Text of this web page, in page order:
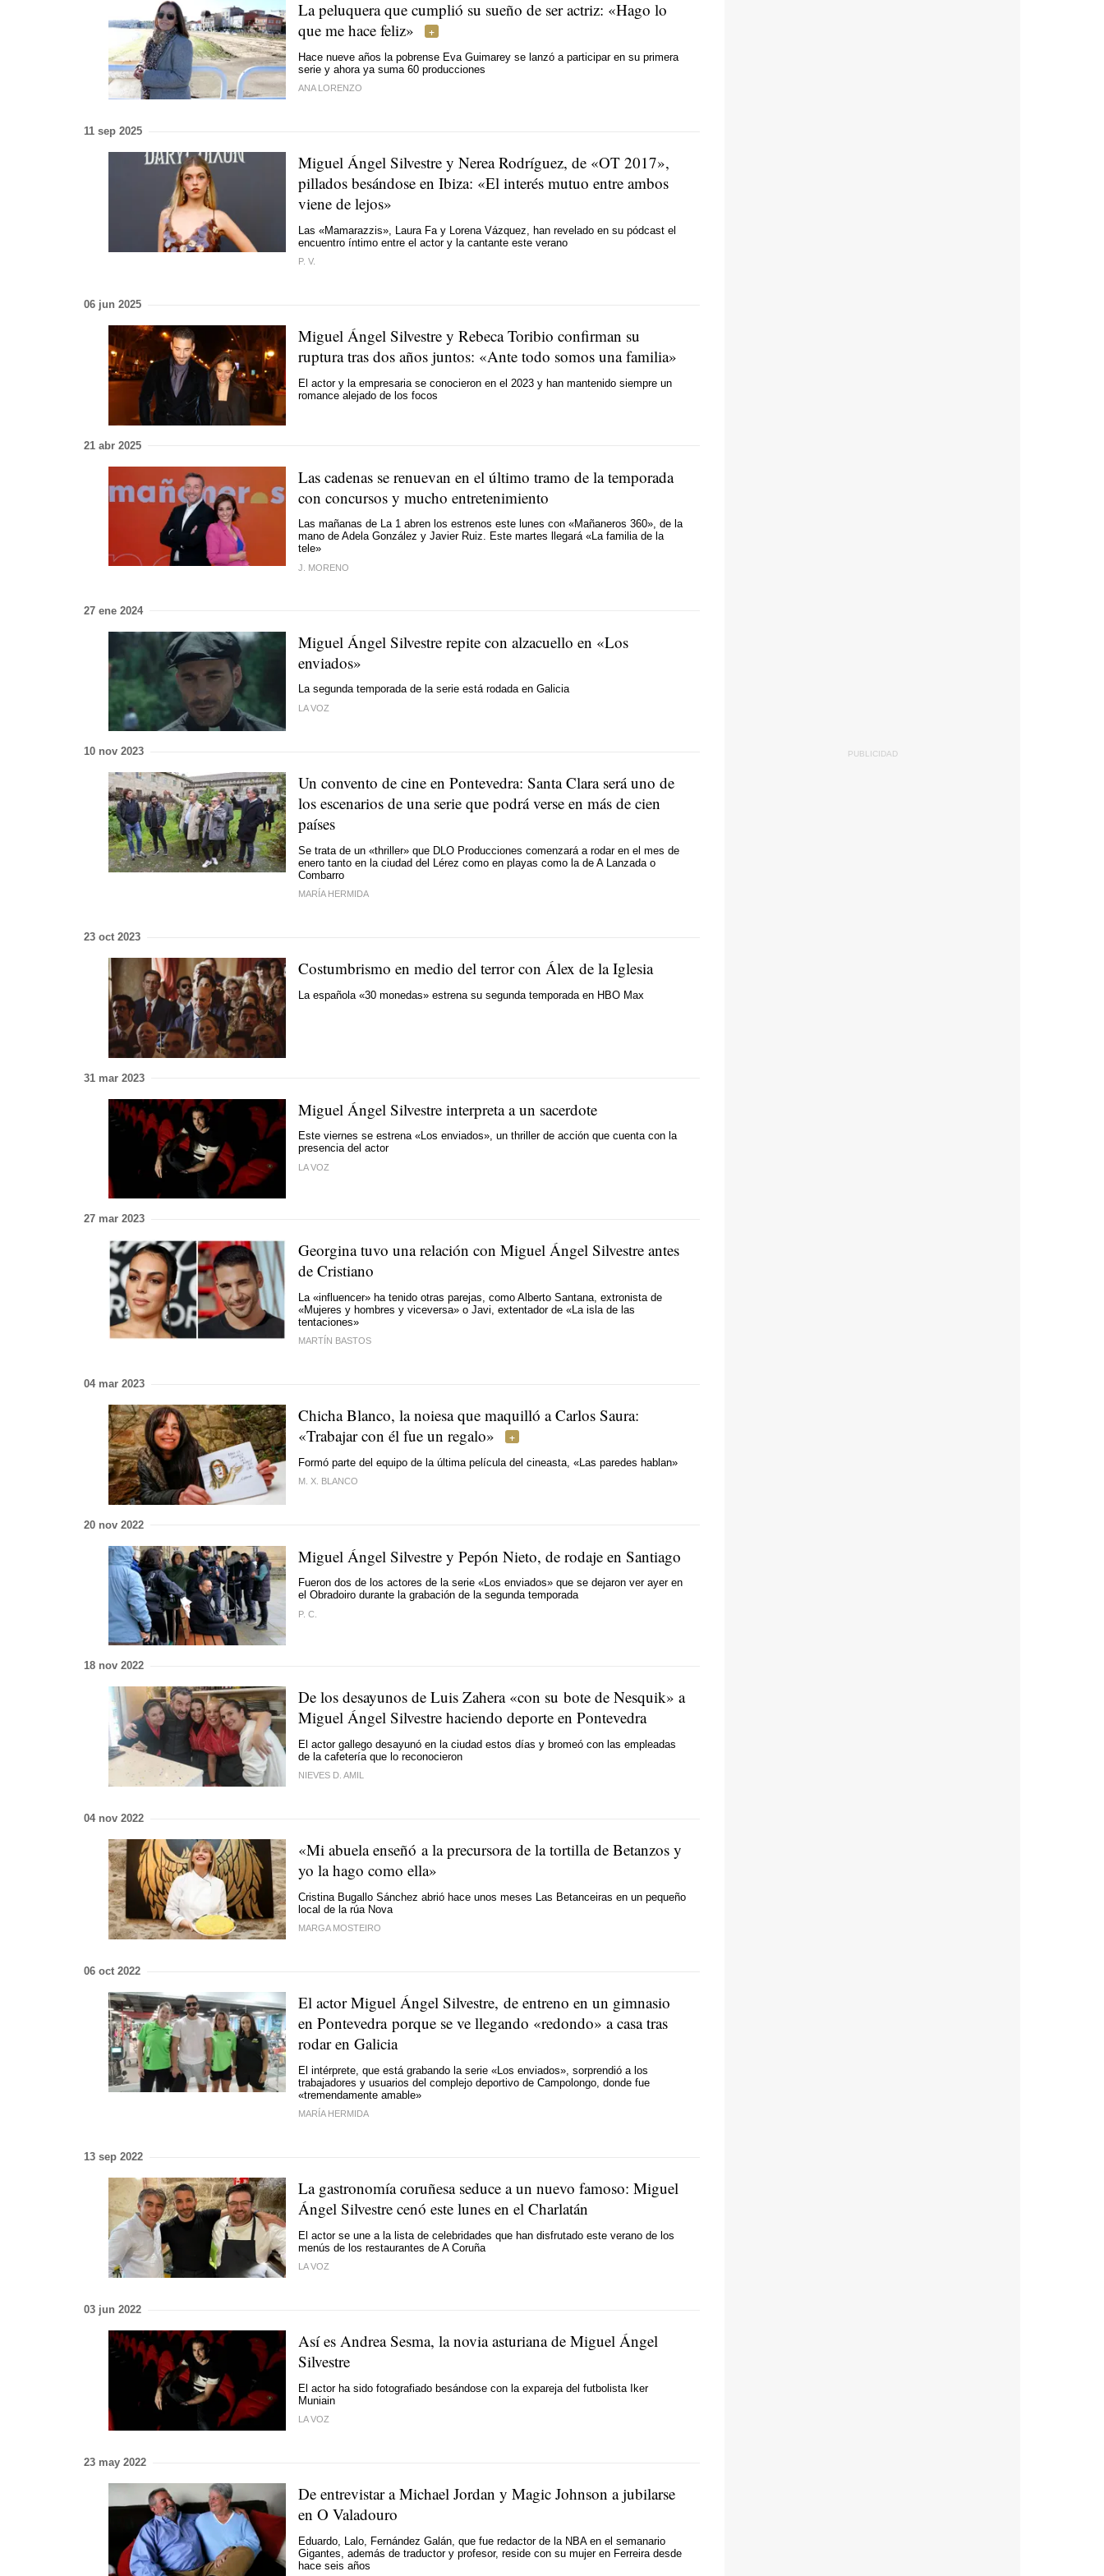
La peluquera que cumplió su sueño de ser actriz: «Hago lo
que me hace feliz»
Hace nueve años la pobrense Eva Guimarey se lanzó a participar en su primera
serie y ahora ya suma 60 producciones
ANA LORENZO
11 sep 2025
Miguel Ángel Silvestre y Nerea Rodríguez, de «OT 2017»,
pillados besándose en Ibiza: «El interés mutuo entre ambos
viene de lejos»
Las «Mamarazzis», Laura Fa y Lorena Vázquez, han revelado en su pódcast el
encuentro íntimo entre el actor y la cantante este verano
P. V.
06 jun 2025
Miguel Ángel Silvestre y Rebeca Toribio confirman su
ruptura tras dos años juntos: «Ante todo somos una familia»
El actor y la empresaria se conocieron en el 2023 y han mantenido siempre un
romance alejado de los focos
21 abr 2025
Las cadenas se renuevan en el último tramo de la temporada
con concursos y mucho entretenimiento
Las mañanas de La 1 abren los estrenos este lunes con «Mañaneros 360», de la
mano de Adela González y Javier Ruiz. Este martes llegará «La familia de la
tele»
J. MORENO
27 ene 2024
Miguel Ángel Silvestre repite con alzacuello en «Los
enviados»
La segunda temporada de la serie está rodada en Galicia
LA VOZ
10 nov 2023
Un convento de cine en Pontevedra: Santa Clara será uno de
los escenarios de una serie que podrá verse en más de cien
países
Se trata de un «thriller» que DLO Producciones comenzará a rodar en el mes de
enero tanto en la ciudad del Lérez como en playas como la de A Lanzada o
Combarro
MARÍA HERMIDA
23 oct 2023
Costumbrismo en medio del terror con Álex de la Iglesia
La española «30 monedas» estrena su segunda temporada en HBO Max
31 mar 2023
Miguel Ángel Silvestre interpreta a un sacerdote
Este viernes se estrena «Los enviados», un thriller de acción que cuenta con la
presencia del actor
LA VOZ
27 mar 2023
Georgina tuvo una relación con Miguel Ángel Silvestre antes
de Cristiano
La «influencer» ha tenido otras parejas, como Alberto Santana, extronista de
«Mujeres y hombres y viceversa» o Javi, extentador de «La isla de las
tentaciones»
MARTÍN BASTOS
04 mar 2023
Chicha Blanco, la noiesa que maquilló a Carlos Saura:
«Trabajar con él fue un regalo»
Formó parte del equipo de la última película del cineasta, «Las paredes hablan»
M. X. BLANCO
20 nov 2022
Miguel Ángel Silvestre y Pepón Nieto, de rodaje en Santiago
Fueron dos de los actores de la serie «Los enviados» que se dejaron ver ayer en
el Obradoiro durante la grabación de la segunda temporada
P. C.
18 nov 2022
De los desayunos de Luis Zahera «con su bote de Nesquik» a
Miguel Ángel Silvestre haciendo deporte en Pontevedra
El actor gallego desayunó en la ciudad estos días y bromeó con las empleadas
de la cafetería que lo reconocieron
NIEVES D. AMIL
04 nov 2022
«Mi abuela enseñó a la precursora de la tortilla de Betanzos y
yo la hago como ella»
Cristina Bugallo Sánchez abrió hace unos meses Las Betanceiras en un pequeño
local de la rúa Nova
MARGA MOSTEIRO
06 oct 2022
El actor Miguel Ángel Silvestre, de entreno en un gimnasio
en Pontevedra porque se ve llegando «redondo» a casa tras
rodar en Galicia
El intérprete, que está grabando la serie «Los enviados», sorprendió a los
trabajadores y usuarios del complejo deportivo de Campolongo, donde fue
«tremendamente amable»
MARÍA HERMIDA
13 sep 2022
La gastronomía coruñesa seduce a un nuevo famoso: Miguel
Ángel Silvestre cenó este lunes en el Charlatán
El actor se une a la lista de celebridades que han disfrutado este verano de los
menús de los restaurantes de A Coruña
LA VOZ
03 jun 2022
Así es Andrea Sesma, la novia asturiana de Miguel Ángel
Silvestre
El actor ha sido fotografiado besándose con la expareja del futbolista Iker
Muniain
LA VOZ
23 may 2022
De entrevistar a Michael Jordan y Magic Johnson a jubilarse
en O Valadouro
Eduardo, Lalo, Fernández Galán, que fue redactor de la NBA en el semanario
Gigantes, además de traductor y profesor, reside con su mujer en Ferreira desde
hace seis años